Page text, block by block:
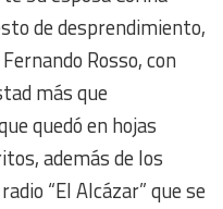
de desprendimiento,
Rosso, con
más que
quedó en hojas
además de los
“El Alcázar” que se